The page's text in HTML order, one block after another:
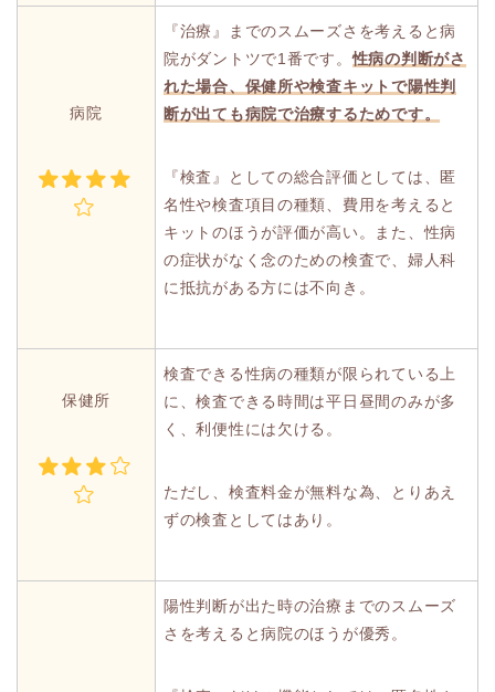
病院
『治療』までのスムーズさを考えると病
院がダントツで1番です。性病の判断がさ
れた場合、保健所や検査キットで陽性判
断が出ても病院で治療するためです。
『検査』としての総合評価としては、匿
名性や検査項目の種類、費用を考えると
キットのほうが評価が高い。また、性病
の症状がなく念のための検査で、婦人科
に抵抗がある方には不向き。
保健所
検査できる性病の種類が限られている上
に、検査できる時間は平日昼間のみが多
く、利便性には欠ける。
ただし、検査料金が無料な為、とりあえ
ずの検査としてはあり。
陽性判断が出た時の治療までのスムーズ
さを考えると病院のほうが優秀。